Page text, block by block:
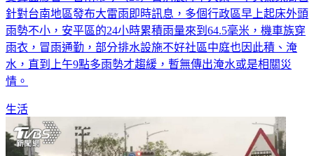
針對台南地區發布大雷雨即時訊息，多個行政區早上起床外頭
雨勢不小，安平區的24小時累積雨量來到64.5毫米，機車族穿
雨衣，冒雨通勤，部分排水設施不好社區中庭也因此積、淹
水，直到上午9點多雨勢才趨緩，暫無傳出淹水或是相關災
情。
生活